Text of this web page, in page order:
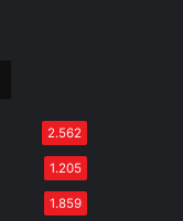
2.562
1.205
1.859